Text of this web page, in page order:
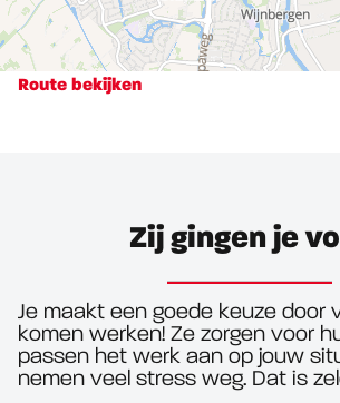
Route bekijken
Zij gingen je
Je maakt een goede keuze door
komen werken! Ze zorgen voor
passen het werk aan op jouw
nemen veel stress weg. Dat is